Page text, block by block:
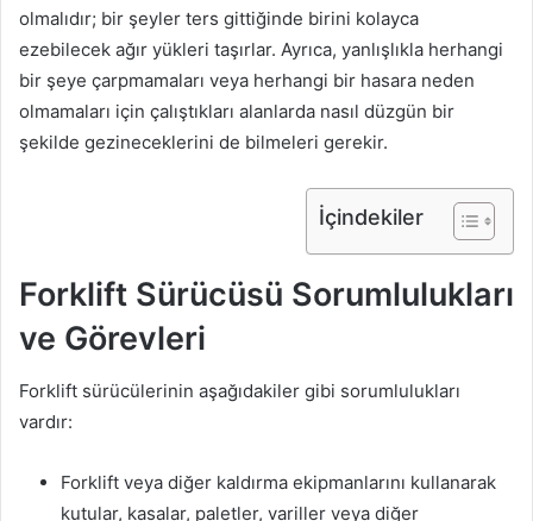
olmalıdır; bir şeyler ters gittiğinde birini kolayca
ezebilecek ağır yükleri taşırlar. Ayrıca, yanlışlıkla herhangi
bir şeye çarpmamaları veya herhangi bir hasara neden
olmamaları için çalıştıkları alanlarda nasıl düzgün bir
şekilde gezineceklerini de bilmeleri gerekir.
İçindekiler
Forklift Sürücüsü Sorumlulukları
ve Görevleri
Forklift sürücülerinin aşağıdakiler gibi sorumlulukları
vardır:
Forklift veya diğer kaldırma ekipmanlarını kullanarak
kutular, kasalar, paletler, variller veya diğer